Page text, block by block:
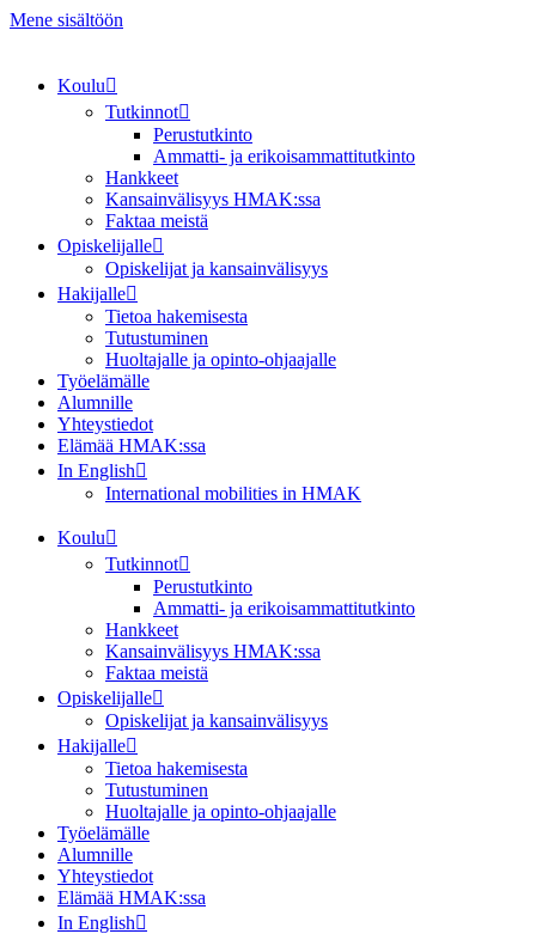
Mene sisältöön
Koulu
Tutkinnot
Perustutkinto
Ammatti- ja erikoisammattitutkinto
Hankkeet
Kansainvälisyys HMAK:ssa
Faktaa meistä
Opiskelijalle
Opiskelijat ja kansainvälisyys
Hakijalle
Tietoa hakemisesta
Tutustuminen
Huoltajalle ja opinto-ohjaajalle
Työelämälle
Alumnille
Yhteystiedot
Elämää HMAK:ssa
In English
International mobilities in HMAK
Koulu
Tutkinnot
Perustutkinto
Ammatti- ja erikoisammattitutkinto
Hankkeet
Kansainvälisyys HMAK:ssa
Faktaa meistä
Opiskelijalle
Opiskelijat ja kansainvälisyys
Hakijalle
Tietoa hakemisesta
Tutustuminen
Huoltajalle ja opinto-ohjaajalle
Työelämälle
Alumnille
Yhteystiedot
Elämää HMAK:ssa
In English